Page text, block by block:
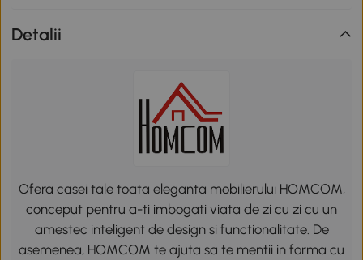
Detalii
Ofera casei tale toata eleganta mobilierului HOMCOM,
conceput pentru a-ti imbogati viata de zi cu zi cu un
amestec inteligent de design si functionalitate. De
asemenea, HOMCOM te ajuta sa te mentii in forma cu